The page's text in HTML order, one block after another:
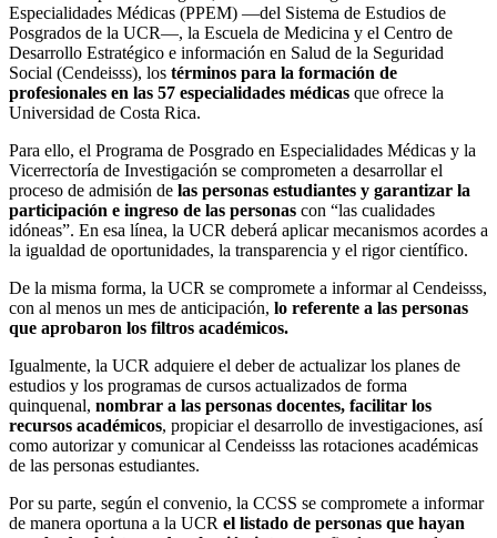
Especialidades Médicas (PPEM) —del Sistema de Estudios de
Posgrados de la UCR—, la Escuela de Medicina y el Centro de
Desarrollo Estratégico e información en Salud de la Seguridad
Social (Cendeisss), los términos para la formación de
profesionales en las 57 especialidades médicas que ofrece la
Universidad de Costa Rica.
Para ello, el Programa de Posgrado en Especialidades Médicas y la
Vicerrectoría de Investigación se comprometen a desarrollar el
proceso de admisión de las personas estudiantes y garantizar la
participación e ingreso de las personas con “las cualidades
idóneas”. En esa línea, la UCR deberá aplicar mecanismos acordes a
la igualdad de oportunidades, la transparencia y el rigor científico.
De la misma forma, la UCR se compromete a informar al Cendeisss,
con al menos un mes de anticipación, lo referente a las personas
que aprobaron los filtros académicos.
Igualmente, la UCR adquiere el deber de actualizar los planes de
estudios y los programas de cursos actualizados de forma
quinquenal, nombrar a las personas docentes, facilitar los
recursos académicos, propiciar el desarrollo de investigaciones, así
como autorizar y comunicar al Cendeisss las rotaciones académicas
de las personas estudiantes.
Por su parte, según el convenio, la CCSS se compromete a informar
de manera oportuna a la UCR el listado de personas que hayan